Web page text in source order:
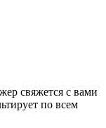
свяжется с вами
по всем